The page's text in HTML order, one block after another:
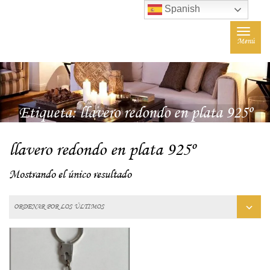
Toggle
Menú
Etiqueta:llavero redondo en plata 925º
llavero redondo en plata 925º
Mostrando el único resultado
Spanish